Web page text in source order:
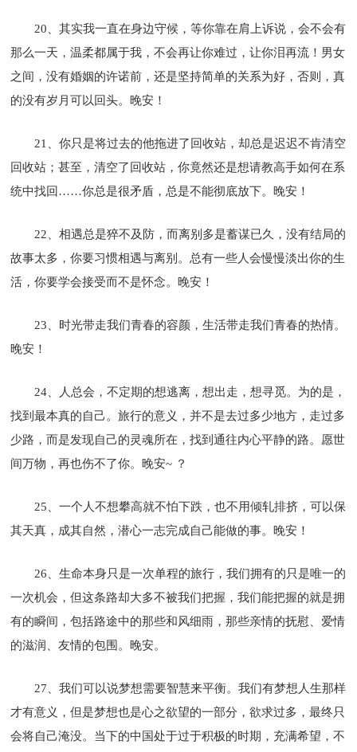
20、其实我一直在身边守候，等你靠在肩上诉说，会不会有
那么一天，温柔都属于我，不会再让你难过，让你泪再流！男女
之间，没有婚姻的许诺前，还是坚持简单的关系为好，否则，真
的没有岁月可以回头。晚安！
21、你只是将过去的他拖进了回收站，却总是迟迟不肯清空
回收站；甚至，清空了回收站，你竟然还是想请教高手如何在系
统中找回……你总是很矛盾，总是不能彻底放下。晚安！
22、相遇总是猝不及防，而离别多是蓄谋已久，没有结局的
故事太多，你要习惯相遇与离别。总有一些人会慢慢淡出你的生
活，你要学会接受而不是怀念。晚安！
23、时光带走我们青春的容颜，生活带走我们青春的热情。
晚安！
24、人总会，不定期的想逃离，想出走，想寻觅。为的是，
找到最本真的自己。旅行的意义，并不是去过多少地方，走过多
少路，而是发现自己的灵魂所在，找到通往内心平静的路。愿世
间万物，再也伤不了你。晚安~ ？
25、一个人不想攀高就不怕下跌，也不用倾轧排挤，可以保
其天真，成其自然，潜心一志完成自己能做的事。晚安！
26、生命本身只是一次单程的旅行，我们拥有的只是唯一的
一次机会，但这条路却大多不被我们把握，我们能把握的就是拥
有的瞬间，包括路途中的那些和风细雨，那些亲情的抚慰、爱情
的滋润、友情的包围。晚安。
27、我们可以说梦想需要智慧来平衡。我们有梦想人生那样
才有意义，但是梦想也是心之欲望的一部分，欲求过多，最终只
会将自己淹没。当下的中国处于过于积极的时期，充满希望，不